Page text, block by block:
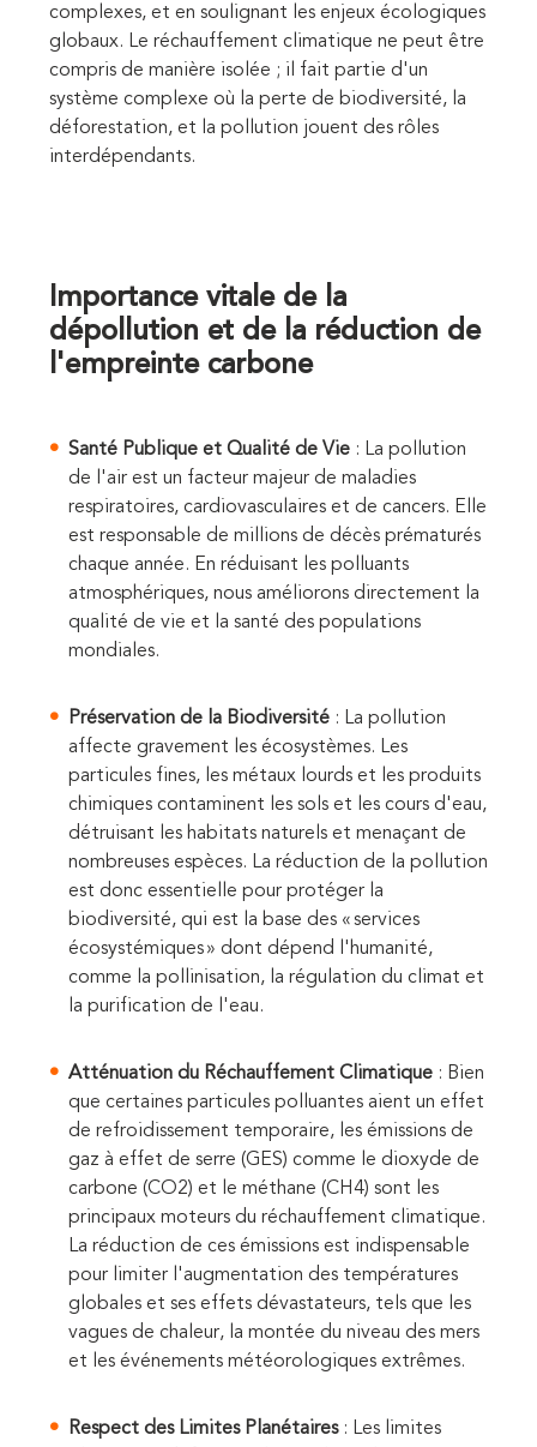
complexes, et en soulignant les enjeux écologiques
globaux. Le réchauffement climatique ne peut être
compris de manière isolée ; il fait partie d'un
système complexe où la perte de biodiversité, la
déforestation, et la pollution jouent des rôles
interdépendants.
Importance vitale de la
dépollution et de la réduction de
l'empreinte carbone
Santé Publique et Qualité de Vie : La pollution
de l'air est un facteur majeur de maladies
respiratoires, cardiovasculaires et de cancers. Elle
est responsable de millions de décès prématurés
chaque année. En réduisant les polluants
atmosphériques, nous améliorons directement la
qualité de vie et la santé des populations
mondiales.
Préservation de la Biodiversité : La pollution
affecte gravement les écosystèmes. Les
particules fines, les métaux lourds et les produits
chimiques contaminent les sols et les cours d'eau,
détruisant les habitats naturels et menaçant de
nombreuses espèces. La réduction de la pollution
est donc essentielle pour protéger la
biodiversité, qui est la base des « services
écosystémiques » dont dépend l'humanité,
comme la pollinisation, la régulation du climat et
la purification de l'eau.
Atténuation du Réchauffement Climatique : Bien
que certaines particules polluantes aient un effet
de refroidissement temporaire, les émissions de
gaz à effet de serre (GES) comme le dioxyde de
carbone (CO2) et le méthane (CH4) sont les
principaux moteurs du réchauffement climatique.
La réduction de ces émissions est indispensable
pour limiter l'augmentation des températures
globales et ses effets dévastateurs, tels que les
vagues de chaleur, la montée du niveau des mers
et les événements météorologiques extrêmes.
Respect des Limites Planétaires: Les limites